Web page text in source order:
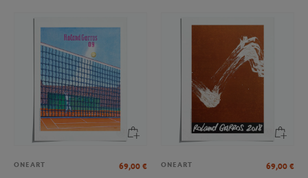
ONEART 69,00 €
ONEART 69,00 €